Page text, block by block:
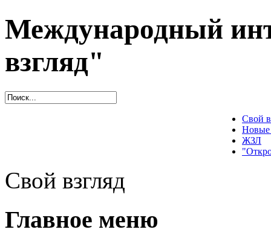
Международный
взгляд"
Свой
Новые
ЖЗЛ
Свой взгляд
Главное меню